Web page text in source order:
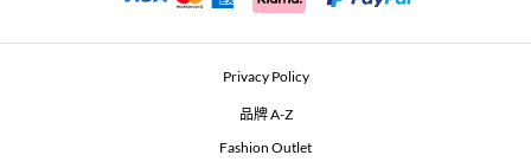
Beauty Seekers VIP Club
Privacy Policy
品牌 A-Z
Fashion Outlet